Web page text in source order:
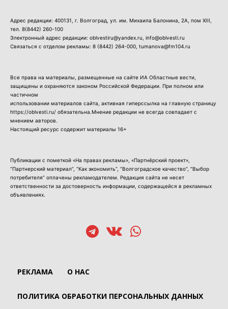
Адрес редакции: 400131, г. Волгоград, ул. им. Михаила Балонина, 2А, пом XIII,
тел. 8(8442) 260-100
Электронный адрес редакции: oblvestiru@yandex.ru, info@oblvesti.ru
Связаться с отделом рекламы: 8 (8442) 264-000 , tumanova@fm104.ru
Все права на материалы, размещенные на сайте ИА Областные вести,
защищены и охраняются законом Российской Федерации. При полном или
частичном
использовании материалов сайта, активная гиперссылка на главную страницу
https://oblvesti.ru/ обязательна.Мнение редакции не всегда совпадает с
мнением авторов.
Настоящий ресурс содержит материалы 16+
Публикации с пометкой «На правах рекламы», «Партнёрский проект»,
“Партнерский материал”, “Как экономить”, “Волгоградское качество”, “Выбор
потребителя” оплачены рекламодателем. Редакция сайта не несет
ответственности за достоверность информации, содержащейся в рекламных
объявлениях.
РЕКЛАМА О НАС
ПОЛИТИКА ОБРАБОТКИ ПЕРСОНАЛЬНЫХ ДАННЫХ